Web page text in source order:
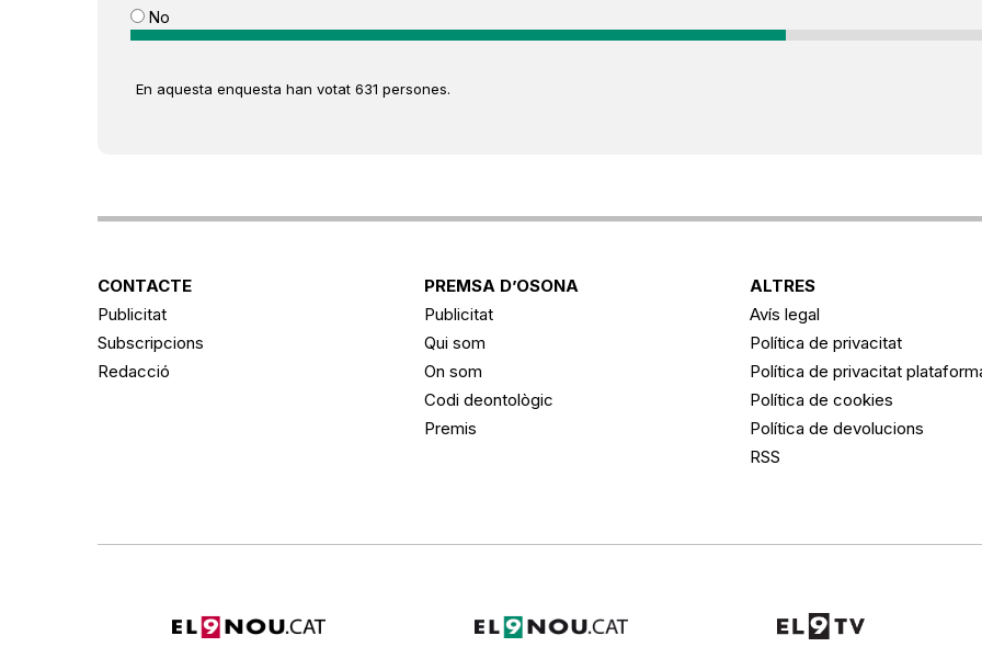
No
En aquesta enquesta han votat 631 persones.
CONTACTE
Publicitat
Subscripcions
Redacció
PREMSA D’OSONA
Publicitat
Qui som
On som
Codi deontològic
Premis
ALTRES
Avís legal
Política de privacitat
Política de privacitat
Política de cookies
Política de devolucions
RSS